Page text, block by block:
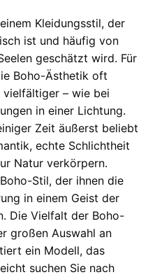
Kleidungsstil, der
ist und häufig von
geschätzt wird. Für
Boho-Ästhetik oft
vielfältiger – wie bei
in einer Lichtung.
Zeit äußerst beliebt
echte Schlichtheit
Natur verkörpern.
Stil, der ihnen die
in einem Geist der
Die Vielfalt der Boho-
großen Auswahl an
ein Modell, das
suchen Sie nach